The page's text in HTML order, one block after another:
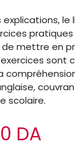
explications, le
de mettre en
exercices sont
scolaire.
DA